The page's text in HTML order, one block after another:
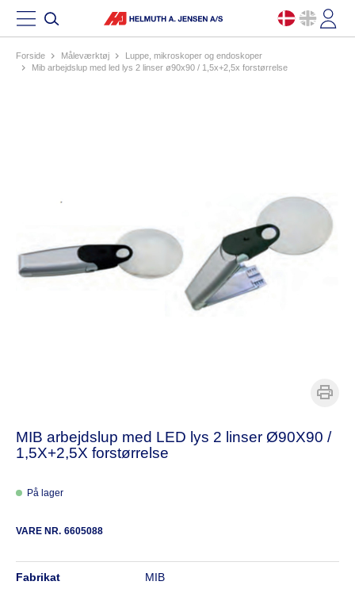
Forside måleværktøj
luppe, mikroskoper og endoskoper
mib arbejdslup med led lys 2 linser ø90x90 / 1,5x+2,5x forstørrelse
MIB arbejdslup med LED lys 2 linser Ø90X90 /
1,5X+2,5X forstørrelse
På lager
VARE NR. 6605088
fabrikat MIB